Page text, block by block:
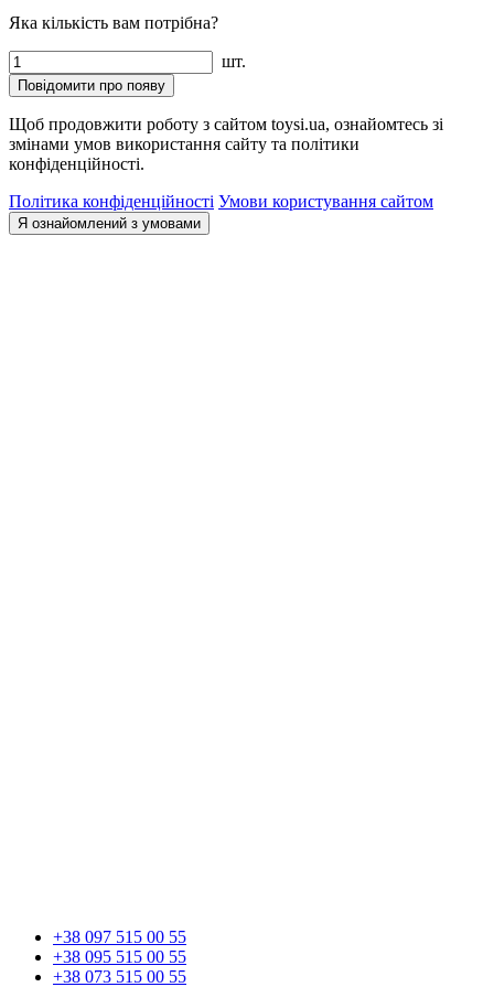
Яка кількість вам потрібна?
шт.
Повідомити про появу
Щоб продовжити роботу з сайтом toysi.ua, ознайомтесь зі
змінами умов використання сайту та політики
конфіденційності.
Політика конфіденційності Умови користування сайтом
Я ознайомлений з умовами
+38 097 515 00 55
+38 095 515 00 55
+38 073 515 00 55